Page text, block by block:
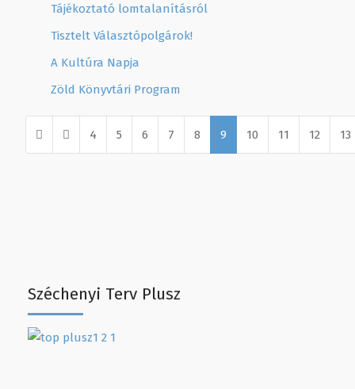
Széchenyi Terv Plusz
Tájékoztató lomtalanításról
Tisztelt Választópolgárok!
A Kultúra Napja
Zöld Könyvtári Program
9. oldal / 13
4 5 6 7 8 9 10 11 12 13